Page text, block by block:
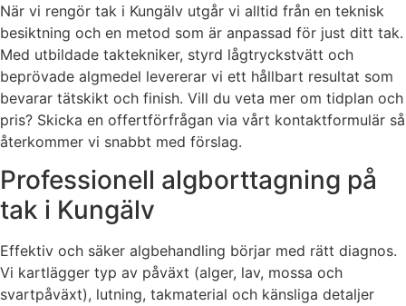
När vi rengör tak i Kungälv utgår vi alltid från en teknisk
besiktning och en metod som är anpassad för just ditt tak.
Med utbildade taktekniker, styrd lågtryckstvätt och
beprövade algmedel levererar vi ett hållbart resultat som
bevarar tätskikt och finish. Vill du veta mer om tidplan och
pris? Skicka en offertförfrågan via vårt kontaktformulär så
återkommer vi snabbt med förslag.
Professionell algborttagning på
tak i Kungälv
Effektiv och säker algbehandling börjar med rätt diagnos.
Vi kartlägger typ av påväxt (alger, lav, mossa och
svartpåväxt), lutning, takmaterial och känsliga detaljer